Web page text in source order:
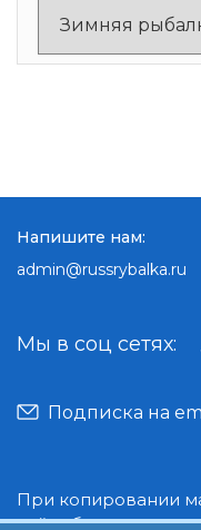
При копировании
сайт обязательна.
Мы в соц сетях:
Подписка на
Напишите нам:
admin@russrybalka.ru